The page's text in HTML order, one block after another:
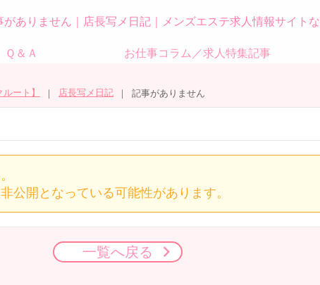
がありません｜店長写メ日記｜メンズエステ求人情報サイト
Ｑ＆Ａ お仕事コラム／求人特集記事
ート】 店長写メ日記 記事がありません
公開となっている可能性があります。
一覧へ戻る